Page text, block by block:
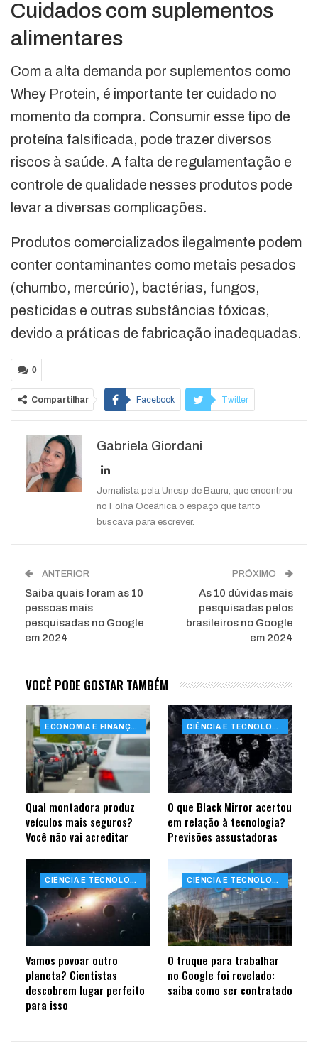
Cuidados com suplementos
alimentares
Com a alta demanda por suplementos como
Whey Protein, é importante ter cuidado no
momento da compra. Consumir esse tipo de
proteína falsificada, pode trazer diversos
riscos à saúde. A falta de regulamentação e
controle de qualidade nesses produtos pode
levar a diversas complicações.
Produtos comercializados ilegalmente podem
conter contaminantes como metais pesados
(chumbo, mercúrio), bactérias, fungos,
pesticidas e outras substâncias tóxicas,
devido a práticas de fabricação inadequadas.
0
Compartilhar Facebook Twitter
WhatsApp
Gabriela Giordani
Jornalista pela Unesp de Bauru, que encontrou
no Folha Oceânica o espaço que tanto
buscava para escrever.
ANTERIOR
Saiba quais foram as 10
pessoas mais
pesquisadas no Google
em 2024
PRÓXIMO
As 10 dúvidas mais
pesquisadas pelos
brasileiros no Google
em 2024
VOCÊ PODE GOSTAR TAMBÉM
ECONOMIA E FINANÇAS
Qual montadora produz
veículos mais seguros?
Você não vai acreditar
CIÊNCIA E TECNOLOGIA
O que Black Mirror acertou
em relação à tecnologia?
Previsões assustadoras
CIÊNCIA E TECNOLOGIA
Vamos povoar outro
planeta? Cientistas
descobrem lugar perfeito
para isso
CIÊNCIA E TECNOLOGIA
O truque para trabalhar
no Google foi revelado:
saiba como ser contratado